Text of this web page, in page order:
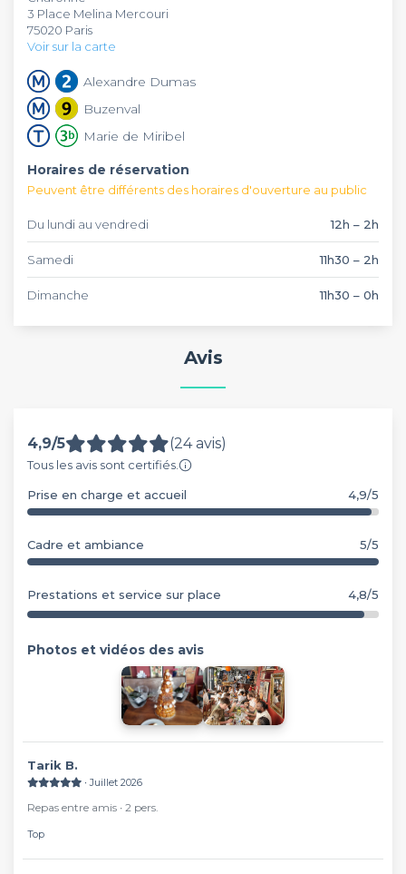
équipée de transats, parfaite pour vos afterworks,
anniversaires ou pots de départ entre amis. L'ambiance du
lieu favorise les discussions au comptoir dans un cadre
apaisant, tout en restant au cœur de Paris.
quartier avec des prestations de qualité pour vos
événements entre collègues ou entre amis. La terrasse avec
ses transats offre un écrin de verdure unique pour vos
réservations de groupe dans une ambiance
méditerranéenne authentique.
3 Place Melina Mercouri
75020 Paris
Voir sur la carte
Alexandre Dumas
Buzenval
Marie de Miribel
Horaires de réservation
Peuvent être différents des horaires d'ouverture au public
Du lundi au vendredi 12h – 2h
Samedi 11h30 – 2h
Dimanche 11h30 – 0h
Avis
4,9/5 (24 avis)
Tous les avis sont certifiés.
Prise en charge et accueil 4,9/5
Cadre et ambiance 5/5
Prestations et service sur place 4,8/5
Photos et vidéos des avis
Tarik B.
∙ Juillet 2026
Repas entre amis ∙ 2 pers.
Top